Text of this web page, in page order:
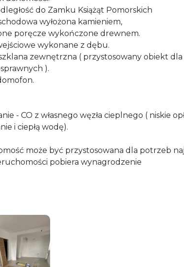
do Zamku Książąt Pomorskich
wyłożona kamieniem,
poręcze wykończone drewnem.
wykonane z dębu.
zewnętrzna ( przystosowany obiekt dla
).
- CO z własnego węzła cieplnego ( niskie
i ciepłą wodę).
może być przystosowana dla potrzeb
pobiera wynagrodzenie